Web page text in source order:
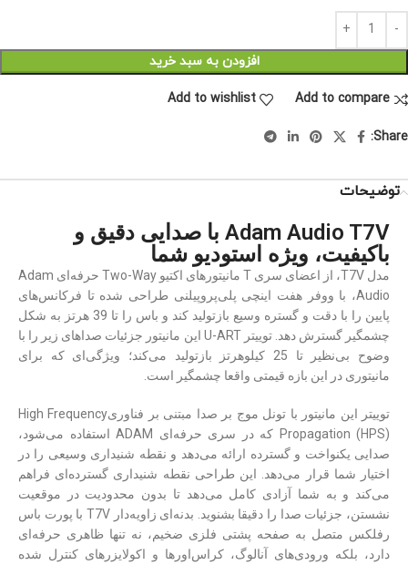
افزودن به سبد خرید
Add to compare
Add to wishlist
Share:
توضیحات
Adam Audio T7V با صدایی دقیق و
باکیفیت، ویژه استودیو شما
مدل T7V، از اعضای سری T مانیتورهای اکتیو Two-Way حرفه‌ای Adam
Audio، با ووفر هفت اینچی پلی‌پروپیلنی طراحی شده تا فرکانس‌های
پایین را با دقت و گستره وسیع بازتولید کند و باس را تا 39 هرتز به شکل
چشمگیر گسترش دهد. توییتر U-ART این مانیتور جزئیات صداهای زیر را با
وضوح بی‌نظیر تا 25 کیلوهرتز بازتولید می‌کند؛ ویژگی‌ای که برای
مانیتوری در این بازه قیمتی واقعا چشمگیر است.
توییتر این مانیتور با تونل موج بر صدا مبتنی بر فناوریHigh Frequency
Propagation (HPS) که در سری حرفه‌ای ADAM استفاده می‌شود،
صدایی یکنواخت و گسترده ارائه می‌دهد و نقطه شنیداری وسیعی را در
اختیار شما قرار می‌دهد. این طراحی نقطه شنیداری گسترده‌ای فراهم
می‌کند و به شما آزادی کامل می‌دهد تا بدون محدودیت در موقعیت
نشستن، جزئیات صدا را دقیقا بشنوید. بدنه‌ای زاویه‌دار T7V با پورت باس
رفلکس متصل به صفحه پشتی فلزی ضخیم، نه تنها ظاهری حرفه‌ای
دارد، بلکه ورودی‌های آنالوگ، کراس‌اورها و اکولایزرهای کنترل شده